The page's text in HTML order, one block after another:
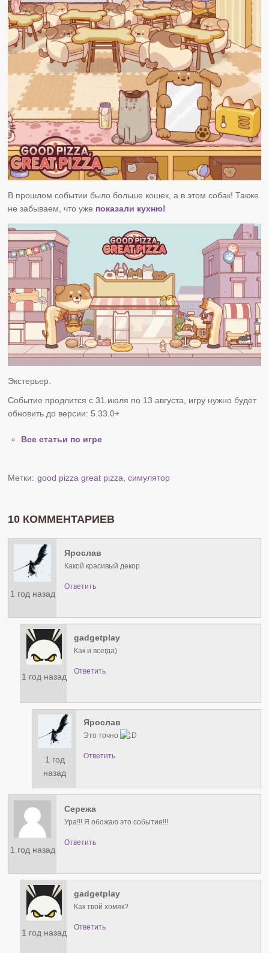
В прошлом событии было больше кошек, а в этом собак! Также
не забываем, что уже показали кухню!
Экстерьер.
Событие продлится с 31 июля по 13 августа, игру нужно будет
обновить до версии: 5.33.0+
Все статьи по игре
Метки: good pizza great pizza ,симулятор
10 КОММЕНТАРИЕВ
1 год назад
Ярослав
Какой красивый декор
Ответить
1 год назад
gadgetplay
Как и всегда)
Ответить
1 год
назад
Ярослав
Это точно
Ответить
1 год назад
Сережа
Ура!!! Я обожаю это событие!!!
Ответить
1 год назад
gadgetplay
Как твой хомяк?
Ответить